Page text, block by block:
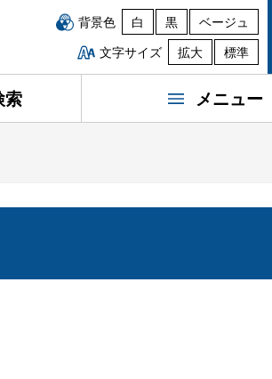
背景色 白 黒
ベージュ
文字サイズ
拡大 標準
索 メニュー